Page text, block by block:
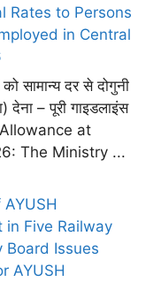
Rates to Persons
in Central
सामान्य दर से दोगुनी
देना – पूरी गाइडलाइंस
at
The Ministry ...
in Five Railway
Board Issues
AYUSH